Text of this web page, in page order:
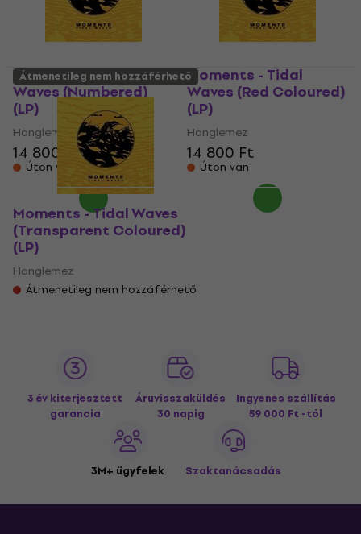
Moments - Tidal
Waves (Numbered)
(LP)
Hanglemez
14 800 Ft
Úton van
Moments - Tidal
Waves (Red Coloured)
(LP)
Hanglemez
14 800 Ft
Úton van
Átmenetileg nem hozzáférhető
Moments - Tidal Waves
(Transparent Coloured)
(LP)
Hanglemez
Átmenetileg nem hozzáférhető
3 év kiterjesztett
garancia
Áruvisszaküldés
30 napig
Ingyenes szállítás
59 000 Ft -tól
3M+ ügyfelek Szaktanácsadás